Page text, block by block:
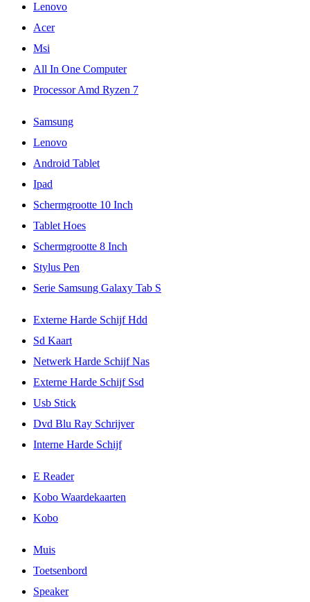
Lenovo
Acer
Msi
All In One Computer
Processor Amd Ryzen 7
Samsung
Lenovo
Android Tablet
Ipad
Schermgrootte 10 Inch
Tablet Hoes
Schermgrootte 8 Inch
Stylus Pen
Serie Samsung Galaxy Tab S
Externe Harde Schijf Hdd
Sd Kaart
Netwerk Harde Schijf Nas
Externe Harde Schijf Ssd
Usb Stick
Dvd Blu Ray Schrijver
Interne Harde Schijf
E Reader
Kobo Waardekaarten
Kobo
Muis
Toetsenbord
Speaker